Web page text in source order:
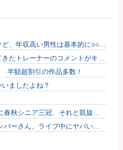
ど、年収高い男性は基本的に○○で
これが真実なのか他
きたトレーナーのコメントがキモ
したらどうなるんや…」他
半額超割引の作品多数！
ましたよね？
春秋シニア三冠、それと凱旋門
」と担当ウマ娘に発言した普通
バーさん、ライブ中にヤバい観